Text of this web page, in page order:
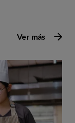
Ver más